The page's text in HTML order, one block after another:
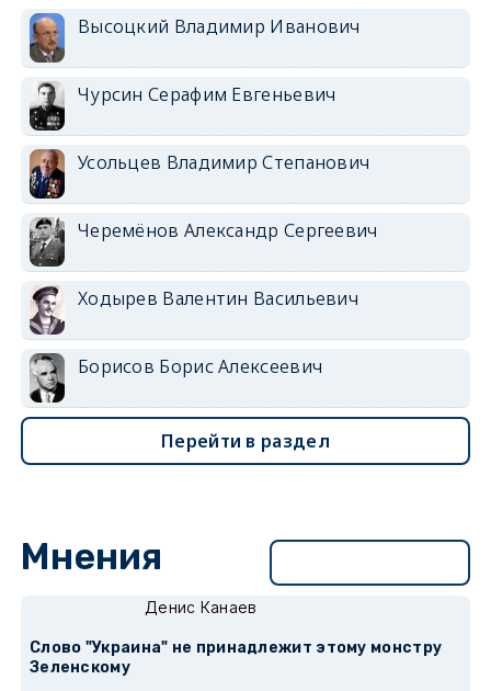
Высоцкий Владимир Иванович
Чурсин Серафим Евгеньевич
Усольцев Владимир Степанович
Черемёнов Александр Сергеевич
Ходырев Валентин Васильевич
Борисов Борис Алексеевич
Перейти в раздел
Мнения
Денис Канаев
Слово "Украина" не принадлежит этому монстру
Зеленскому